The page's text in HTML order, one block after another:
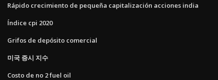
Rápido crecimiento de pequeña capitalización acciones india
Índice cpi 2020
Grifos de depósito comercial
미국 증시 지수
Costo de no 2 fuel oil